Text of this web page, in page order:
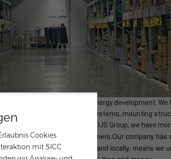
Cookies
mit SICC
part in the global solar energy development. We
inverters, energy storage systems, mounting
of our parent company - DJS Group, we have
service for global customers.Our company has
expertise are both globally and locally, means we